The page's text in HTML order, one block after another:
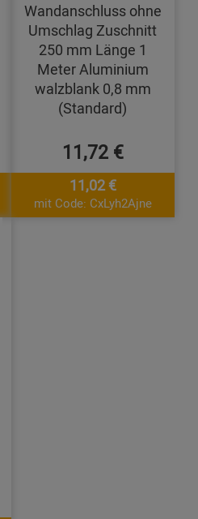
Wandanschluss ohne
Umschlag Zuschnitt
250 mm Länge 1
Meter Aluminium
walzblank 0,8 mm
(Standard)
11,72 €
11,02 €
mit Code: CxLyh2Ajne